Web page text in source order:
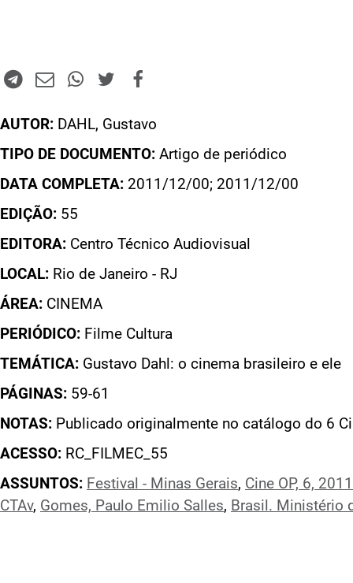
AUTOR: DAHL, Gustavo
TIPO DE DOCUMENTO: Artigo de periódico
DATA COMPLETA: 2011/12/00; 2011/12/00
EDIÇÃO: 55
EDITORA: Centro Técnico Audiovisual
LOCAL: Rio de Janeiro - RJ
ÁREA: CINEMA
PERIÓDICO: Filme Cultura
TEMÁTICA: Gustavo Dahl: o cinema brasileiro e ele
PÁGINAS: 59-61
NOTAS: Publicado originalmente no catálogo do 6
ACESSO: RC_FILMEC_55
ASSUNTOS: Festival - Minas Gerais, Cine OP, 6, 2011
CTAv, Gomes, Paulo Emilio Salles, Brasil. Ministério